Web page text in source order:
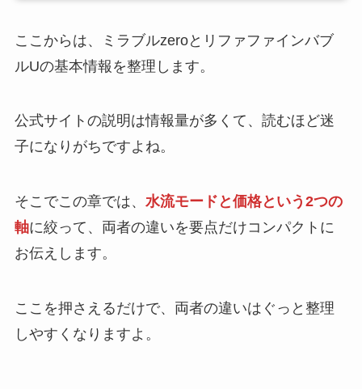
ここからは、ミラブルzeroとリファファインバブ
ルUの基本情報を整理します。
公式サイトの説明は情報量が多くて、読むほど迷
子になりがちですよね。
そこでこの章では、 水流モードと価格という2つの
軸に絞って、両者の違いを要点だけコンパクトに
お伝えします。
ここを押さえるだけで、両者の違いはぐっと整理
しやすくなりますよ。